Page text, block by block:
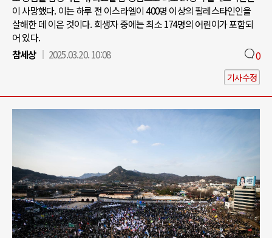
이 사망했다. 이는 하루 전 이스라엘이 400명 이상의 팔레스타인인을
살해한 데 이은 것이다. 희생자 중에는 최소 174명의 어린이가 포함되
어 있다.
참세상
2025.03.20. 10:08 0
기사수정